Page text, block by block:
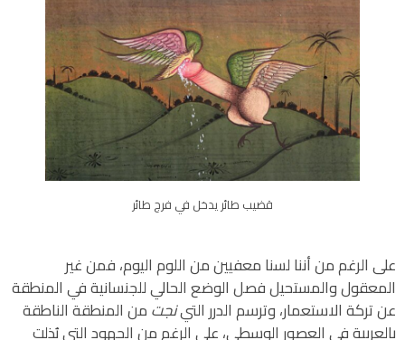
قضيب طائر يدخل في فرج طائر
على الرغم من أننا لسنا معفيين من اللوم اليوم، فمن غير
المعقول والمستحيل فصل الوضع الحالي للجنسانية في المنطقة
عن تركة الاستعمار، وترسم الدرر التينجتمن المنطقة الناطقة
بالعربية في العصور الوسطى، على الرغم من الجهود التي بُذلت